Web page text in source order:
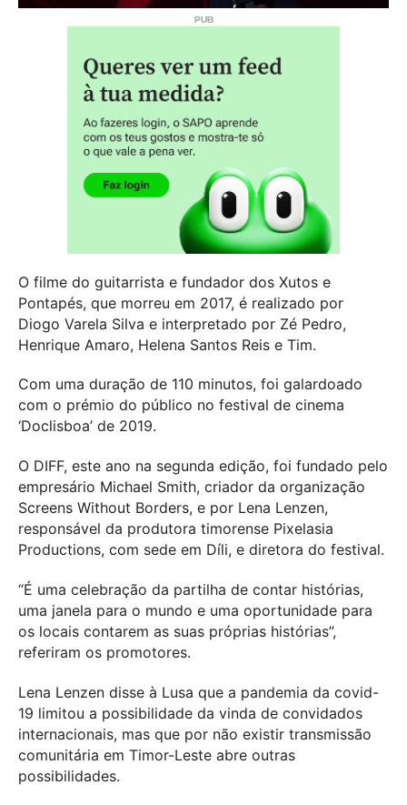
O filme do guitarrista e fundador dos Xutos e
Pontapés, que morreu em 2017, é realizado por
Diogo Varela Silva e interpretado por Zé Pedro,
Henrique Amaro, Helena Santos Reis e Tim.
Com uma duração de 110 minutos, foi galardoado
com o prémio do público no festival de cinema
‘Doclisboa’ de 2019.
O DIFF, este ano na segunda edição, foi fundado pelo
empresário Michael Smith, criador da organização
Screens Without Borders, e por Lena Lenzen,
responsável da produtora timorense Pixelasia
Productions, com sede em Díli, e diretora do festival.
“É uma celebração da partilha de contar histórias,
uma janela para o mundo e uma oportunidade para
os locais contarem as suas próprias histórias”,
referiram os promotores.
Lena Lenzen disse à Lusa que a pandemia da covid-
19 limitou a possibilidade da vinda de convidados
internacionais, mas que por não existir transmissão
comunitária em Timor-Leste abre outras
possibilidades.